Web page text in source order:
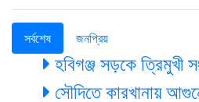
সর্বশেষ জনপ্রিয়
হবিগঞ্জ সড়কে ত্রিমুখী
সৌদিতে কারখানায়